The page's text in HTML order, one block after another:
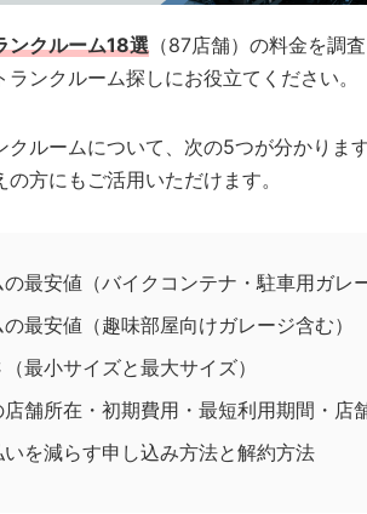
ンクルーム18選 （87店舗）の料金を調
ンクルーム探しにお役立てください。
クルームについて、次の5つが分かりま
方にもご活用いただけます。
最安値（バイクコンテナ・駐車用ガレ
最安値（趣味部屋向けガレージ含む）
最小サイズと最大サイズ）
店舗所在・初期費用・最短利用期間・店
を減らす申し込み方法と解約方法